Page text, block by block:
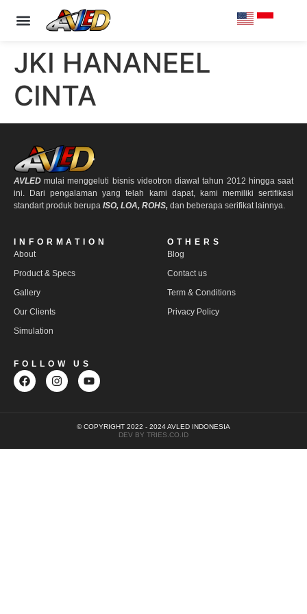
JKI HANANEEL
CINTA
AVLED mulai menggeluti bisnis videotron diawal tahun 2012 hingga saat
ini. Dari pengalaman yang telah kami dapat, kami memiliki sertifikasi
standart produk berupa ISO, LOA, ROHS, dan beberapa serifikat lainnya.
INFORMATION
About
Product & Specs
Gallery
Our Clients
Simulation
OTHERS
Blog
Contact us
Term & Conditions
Privacy Policy
FOLLOW US
© COPYRIGHT 2022 - 2024 AVLED INDONESIA
DEV BY TRIES.CO.ID